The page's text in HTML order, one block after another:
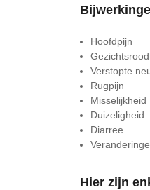
Hoofdpijn
Verstopte
Rugpijn
Misselijkheid
Duizeligheid
Diarree
Hier zijn